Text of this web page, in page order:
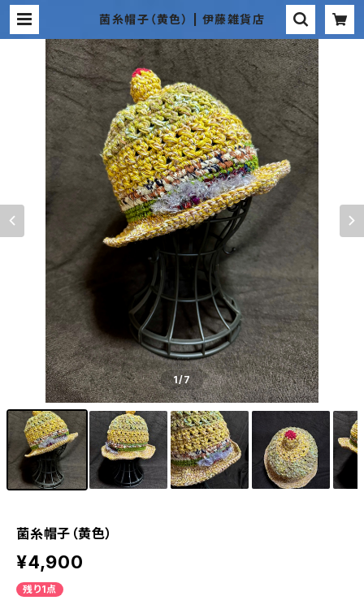
菌糸帽子（黄色） | 伊藤雑貨店
1/7
菌糸帽子（黄色）
¥4,900
残り1点